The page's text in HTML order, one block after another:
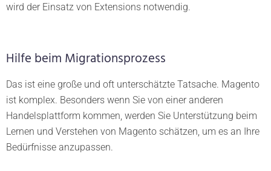
wird der Einsatz von Extensions notwendig.
Hilfe beim Migrationsprozess
Das ist eine große und oft unterschätzte Tatsache. Magento
ist komplex. Besonders wenn Sie von einer anderen
Handelsplattform kommen, werden Sie Unterstützung beim
Lernen und Verstehen von Magento schätzen, um es an Ihre
Bedürfnisse anzupassen.